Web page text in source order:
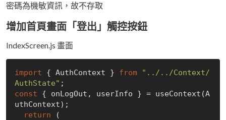
密碼為機敏資訊，故不存取
增加首頁畫面「登出」觸控按鈕
IndexScreen.js 畫面
import { AuthContext } from
"../../Context/
AuthState"
const { onLogOut, userInfo } = useContext(A
uthContext);
return (